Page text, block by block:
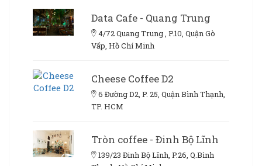
Data Cafe - Quang Trung
4/72 Quang Trung , P.10, Quận Gò
Vấp, Hồ Chí Minh
Cheese Coffee D2
6 Đường D2, P. 25, Quận Bình Thạnh,
TP. HCM
Tròn coffee - Đinh Bộ Lĩnh
139/23 Đinh Bộ Lĩnh, P.26, Q.Bình